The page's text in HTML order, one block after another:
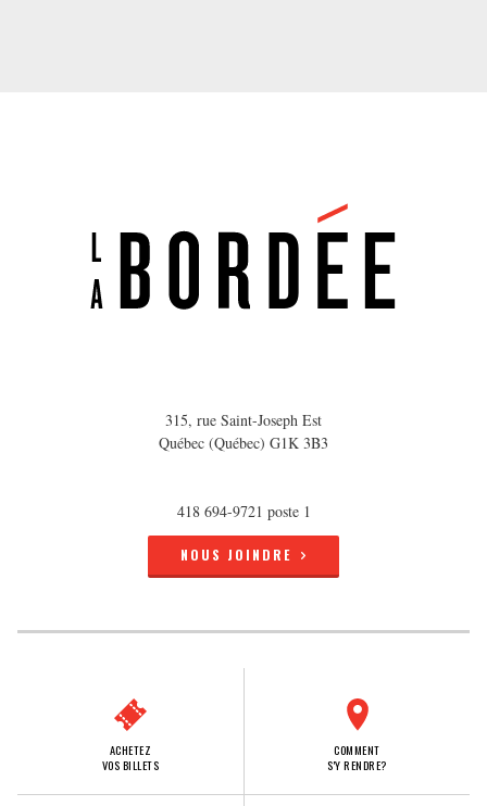
315, rue Saint-Joseph Est
Québec (Québec) G1K 3B3
418 694-9721 poste 1
NOUS JOINDRE
ACHETEZ
VOS BILLETS
COMMENT
S'Y RENDRE?